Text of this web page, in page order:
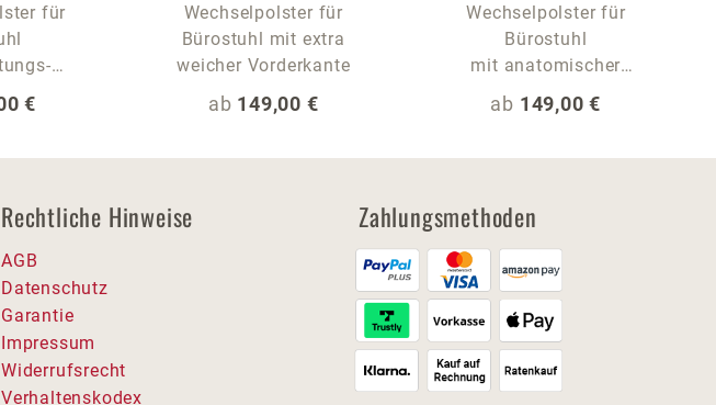
für
Preis:
€
Wechselpolster für
Bürostuhl mit extra
weicher Vorderkante
Regulärer Preis:
ab 149,00 €
Wechselpolster für
Bürostuhl
mit anatomischer
Regulärer Preis:
ab 149,00 €
Rechtliche Hinweise
AGB
Datenschutz
Garantie
Impressum
Widerrufsrecht
Verhaltenskodex
Zahlungsmethoden